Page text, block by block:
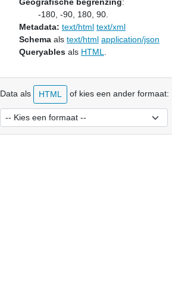
-180, -90, 180, 90.
Metadata: text/html text/xml
Schema als text/html application/json
Queryables als HTML
Data als HTML of kies een ander formaat: